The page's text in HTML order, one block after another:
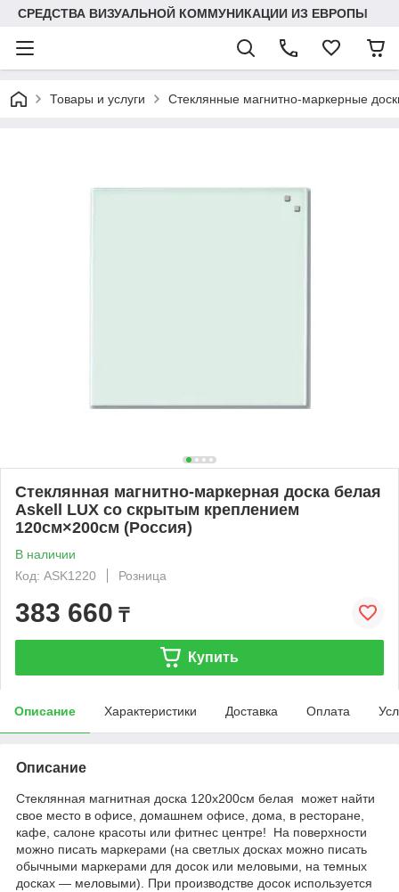
СРЕДСТВА ВИЗУАЛЬНОЙ КОММУНИКАЦИИ ИЗ ЕВРОПЫ
Товары и услуги Стеклянные магнитно-маркерные
Стеклянная магнитно-маркерная доска белая
Askell LUX со скрытым креплением
120см×200см (Россия)
В наличии
Код: ASK1220
Розница
383 660 ₸
Купить
Описание Характеристики Доставка Оплата
Описание
Стеклянная магнитная доска 120х200см белая может найти
свое место в офисе, домашнем офисе, дома, в ресторане,
кафе, салоне красоты или фитнес центре! На поверхности
можно писать маркерами (на светлых досках можно писать
обычными маркерами для досок или меловыми, на темных
досках ― меловыми). При производстве досок используется